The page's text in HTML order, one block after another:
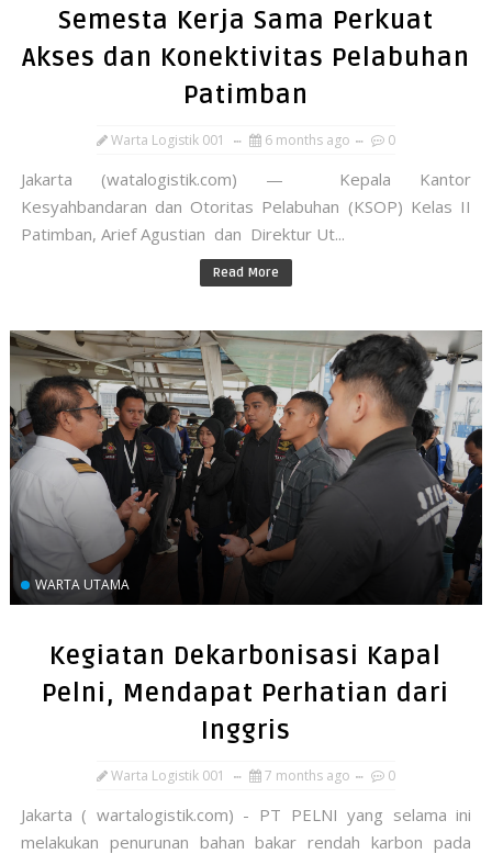
Semesta Kerja Sama Perkuat
Akses dan Konektivitas Pelabuhan
Patimban
Warta Logistik 001 6 months ago 0
Jakarta (watalogistik.com) — Kepala Kantor
Kesyahbandaran dan Otoritas Pelabuhan (KSOP) Kelas II
Patimban, Arief Agustian dan Direktur Ut...
Read More
WARTA UTAMA
Kegiatan Dekarbonisasi Kapal
Pelni, Mendapat Perhatian dari
Inggris
Warta Logistik 001 7 months ago 0
Jakarta ( wartalogistik.com) - PT PELNI yang selama ini
melakukan penurunan bahan bakar rendah karbon pada